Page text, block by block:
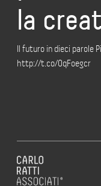
la
Il futuro in dieci parole
http://t.co/OqFoegcr